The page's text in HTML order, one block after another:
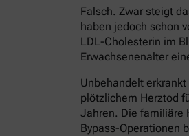
Falsch. Zwar steigt
haben jedoch schon
LDL-Cholesterin im
Erwachsenenalter
Unbehandelt
plötzlichem Herztod
Jahren. Die familiäre
Bypass-Operationen